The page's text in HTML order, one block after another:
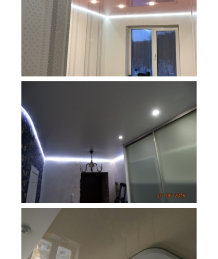
Площадь 18 000 руб.
12 м Стоимость 18 000 руб.